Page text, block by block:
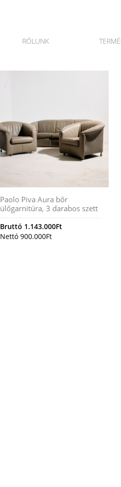
RÓLUNK
Paolo Piva Aura bőr
ülőgarnitúra, 3 darabos szett
Bruttó 1.143.000Ft
Nettó 900.000Ft